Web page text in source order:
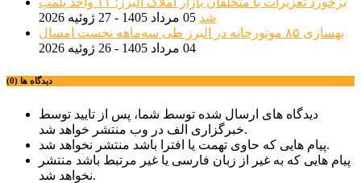
شد 05 مرداد 1405 - 27 ژوئیه 2026
بهسازی ۸۵ موتورخانه در البرز طی سه‌ماهه نخست امسال
04 مرداد 1405 - 26 ژوئیه 2026
دیدگاه ها (0)
دیدگاه های ارسال شده توسط شما، پس از تایید توسط
خبرگزاری الف در وب منتشر خواهد شد.
پیام هایی که حاوی تهمت یا افترا باشد منتشر نخواهد شد.
پیام هایی که به غیر از زبان فارسی یا غیر مرتبط باشد منتشر
نخواهد شد.